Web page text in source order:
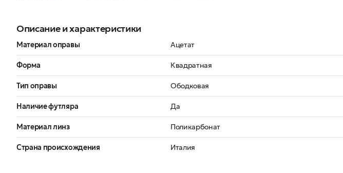
Описание и характеристики
Материал оправы Ацетат
Форма Квадратная
Тип оправы Ободковая
Наличие футляра Да
Материал линз Поликарбонат
Страна происхождения Италия